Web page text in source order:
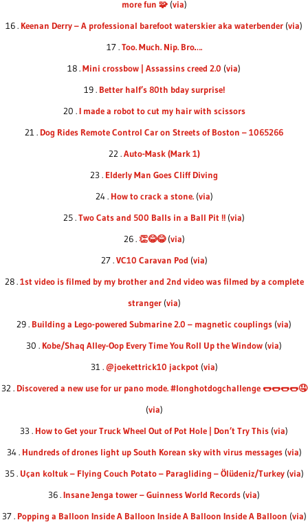
more fun 🧩 (via)
16 . Keenan Derry – A professional barefoot waterskier aka waterbender (via)
17 .Too. Much. Nip. Bro….
18 .Mini crossbow | Assassins creed 2.0 (via)
19 . Better half’s 80th bday surprise!
20 .I made a robot to cut my hair with scissors
21 . Dog Rides Remote Control Car on Streets of Boston – 1065266
22 .Auto-Mask (Mark 1)
23 . Elderly Man Goes Cliff Diving
24 . How to crack a stone. (via)
25 .Two Cats and 500 Balls in a Ball Pit !! (via)
26 .👏😂😂(via)
27 .VC10 Caravan Pod (via)
28 .1st video is filmed by my brother and 2nd video was filmed by a complete
stranger (via)
29 . Building a Lego-powered Submarine 2.0 – magnetic couplings (via)
30 . Kobe/Shaq Alley-Oop Every Time You Roll Up the Window (via)
31 .@joekettrick10 jackpot (via)
32 . Discovered a new use for ur pano mode. #longhotdogchallenge 🌭🌭🌭🌭🤤
(via)
33 . How to Get your Truck Wheel Out of Pot Hole | Don’t Try This (via)
34 . Hundreds of drones light up South Korean sky with virus messages (via)
35 . Uçan koltuk – Flying Couch Potato – Paragliding – Ölüdeniz/Turkey (via)
36 .Insane Jenga tower – Guinness World Records (via)
37 . Popping a Balloon Inside A Balloon Inside A Balloon Inside A Balloon (via)